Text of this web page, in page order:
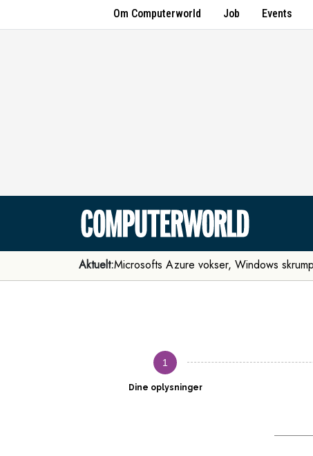
Om Computerworld Job Events
Aktuelt:Microsofts Azure vokser, Windows
1
Dine oplysninger